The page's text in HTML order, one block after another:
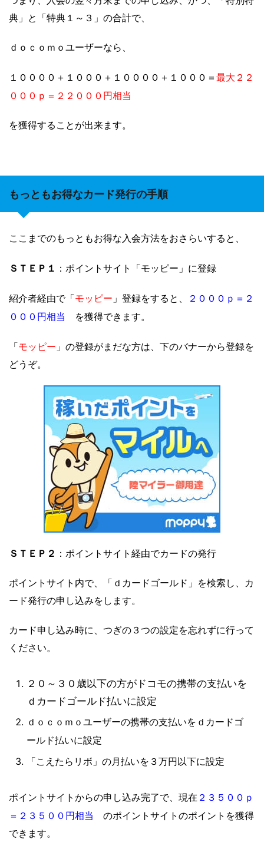
典」と「特典１～３」の合計で、
ｄｏｃｏｍｏユーザーなら、
１００００＋１ ０００＋１００００＋１０００＝ 最大２２
０００ｐ＝２２０００円相当
を獲得することが出来ます。
もっともお得なカード発行の手順
ここまでのもっともお得な入会方法をおさらいすると、
ＳＴＥＰ１ ：ポイントサイト 「モッピー」に登録
紹介者経由で「モッピー 」登録をすると、
２０００ｐ＝２
０００円相当
を獲得できます。
「モッピー 」の登録がまだな方は、下のバナーから登録を
どうぞ。
ＳＴＥＰ２ ：ポイントサイト経由でカードの発行
ポイントサイト内で、「ｄカードゴールド」を検索し、カ
ード発行の申し込みをします。
カード申し込み時に、つぎの３つの設定を忘れずに行って
ください。
２０～３０歳以下の方がドコモの携帯の支払いを
ｄカードゴールド払いに設定
ｄｏｃｏｍｏユーザーの携帯の支払いをｄカードゴ
ールド払いに設定
「こえたらリボ」の月払いを３万円以下に設定
ポイントサイトからの申し込み完了で、現在 ２３５００ｐ
＝２３５００円相当
のポイントサイトのポイントを獲得
できます。